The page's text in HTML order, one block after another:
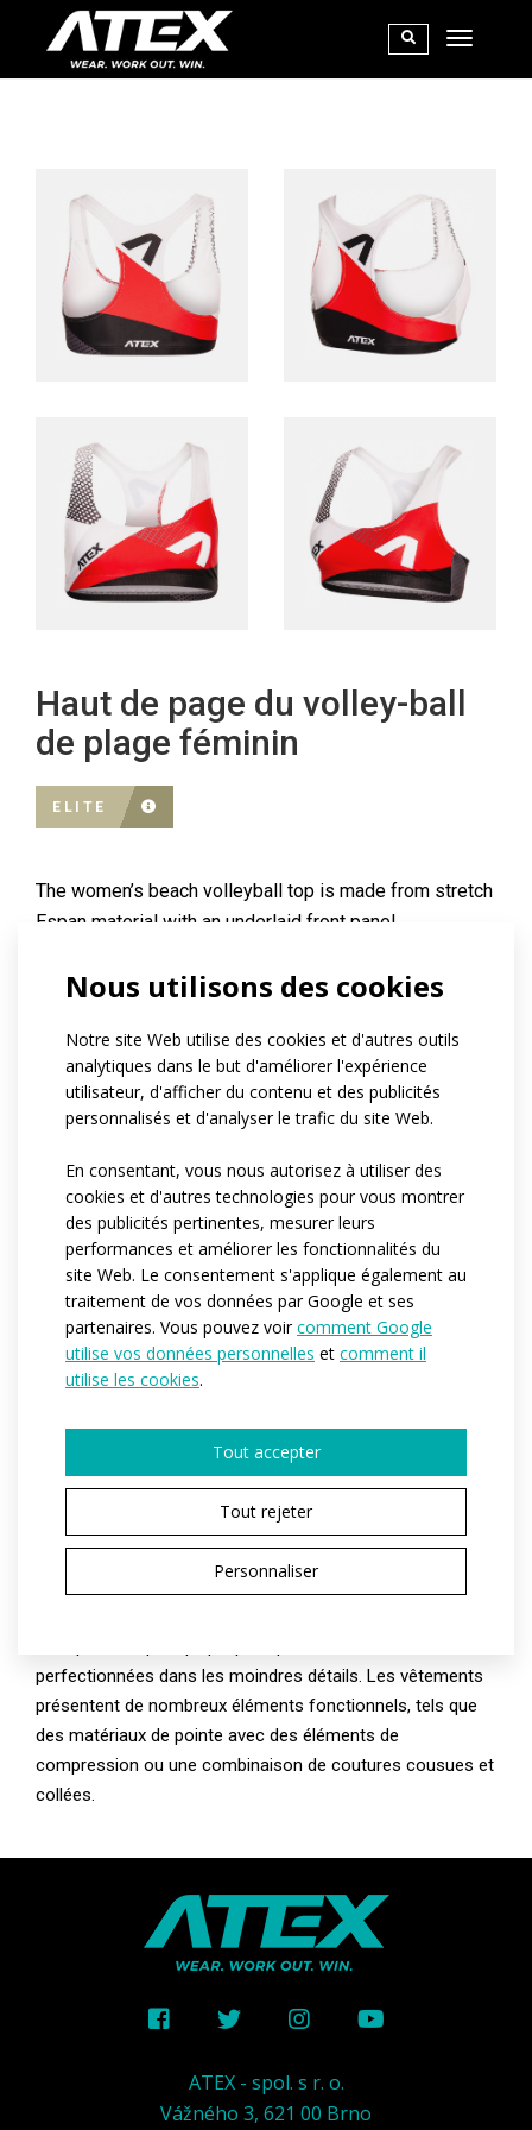
Nous utilisons des cookies
Notre site Web utilise des cookies et d'autres outils
analytiques dans le but d'améliorer l'expérience
utilisateur, d'afficher du contenu et des publicités
personnalisés et d'analyser le trafic du site Web.
En consentant, vous nous autorisez à utiliser des
cookies et d'autres technologies pour vous montrer
des publicités pertinentes, mesurer leurs
performances et améliorer les fonctionnalités du
site Web. Le consentement s'applique également au
traitement de vos données par Google et ses
partenaires. Vous pouvez voircomment Google
utilise vos données personnelles et comment il
utilise les cookies.
Tout accepter
Tout rejeter
Personnaliser
Haut de page du volley-ball
de plage féminin
ELITE
The women’s beach volleyball top is made from stretch
Espan material with an underlaid front panel.
Référence:
at916.01
Variantes:
Dámská
Tailles adulte:
XS / S / M / L / XL / XXL
DEMANDER UN DEVIS
VOUS AVEZ CHOISI UNE VARIANTE DE PRODUIT
ELITE
pour qui la vitesse et le temps final sont la priorité absolue,
perfectionnées dans les moindres détails. Les vêtements
présentent de nombreux éléments fonctionnels, tels que
des matériaux de pointe avec des éléments de
compression ou une combinaison de coutures cousues et
collées.
ATEX - spol. s r. o.
Vážného 3, 621 00 Brno